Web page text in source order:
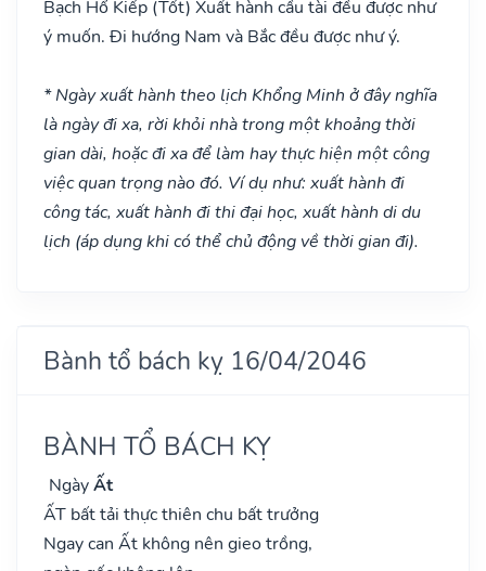
Bạch Hổ Kiếp (Tốt) Xuất hành cầu tài đều được như
ý muốn. Đi hướng Nam và Bắc đều được như ý.
* Ngày xuất hành theo lịch Khổng Minh ở đây nghĩa
là ngày đi xa, rời khỏi nhà trong một khoảng thời
gian dài, hoặc đi xa để làm hay thực hiện một công
việc quan trọng nào đó. Ví dụ như: xuất hành đi
công tác, xuất hành đi thi đại học, xuất hành di du
lịch (áp dụng khi có thể chủ động về thời gian đi).
Bành tổ bách kỵ 16/04/2046
BÀNH TỔ BÁCH KỴ
NgàyẤt
ẤT bất tải thực thiên chu bất trưởng
Ngay can Ất không nên gieo trồng,